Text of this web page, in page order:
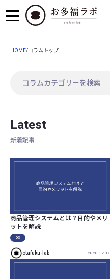
HOME/コラムトップ
Latest
新着記事
商品管理システムとは？目的やメリ
ットを解説
DX
otafuku-lab 2020.12.07